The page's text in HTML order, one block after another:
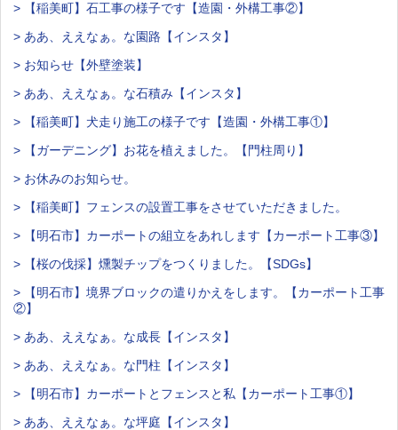
> 【稲美町】石工事の様子です【造園・外構工事②】
> ああ、ええなぁ。な園路【インスタ】
> お知らせ【外壁塗装】
> ああ、ええなぁ。な石積み【インスタ】
> 【稲美町】犬走り施工の様子です【造園・外構工事①】
> 【ガーデニング】お花を植えました。【門柱周り】
> お休みのお知らせ。
> 【稲美町】フェンスの設置工事をさせていただきました。
> 【明石市】カーポートの組立をあれします【カーポート工事③】
> 【桜の伐採】燻製チップをつくりました。【SDGs】
> 【明石市】境界ブロックの遣りかえをします。【カーポート工事
②】
> ああ、ええなぁ。な成長【インスタ】
> ああ、ええなぁ。な門柱【インスタ】
> 【明石市】カーポートとフェンスと私【カーポート工事①】
> ああ、ええなぁ。な坪庭【インスタ】